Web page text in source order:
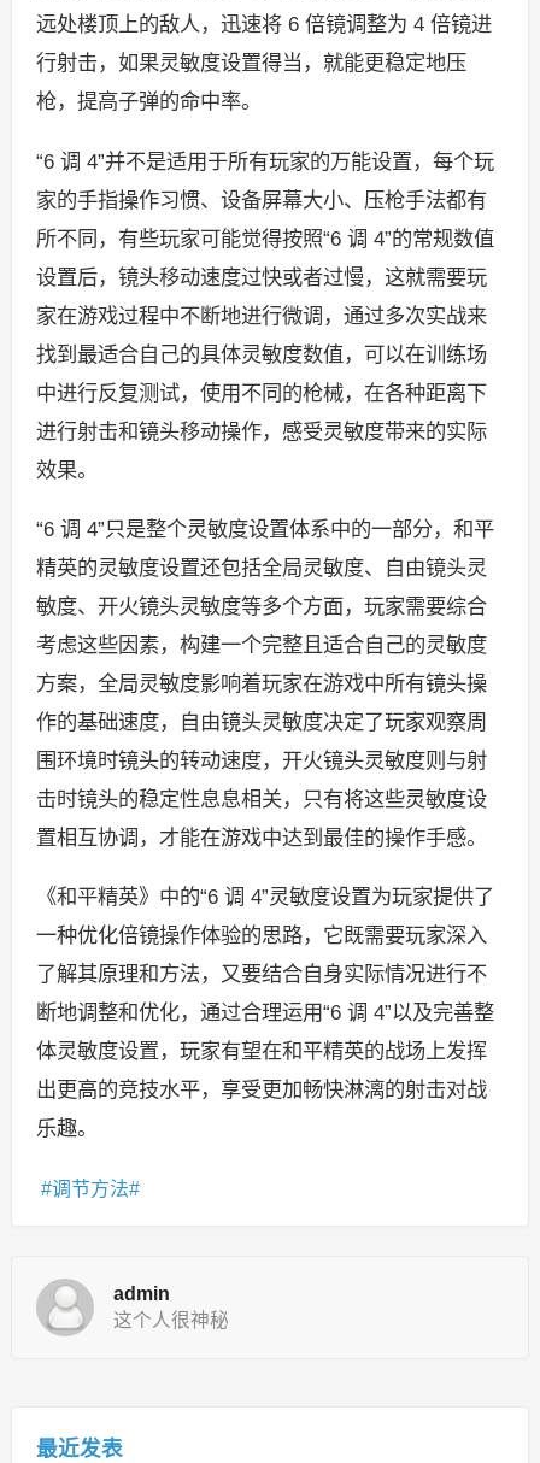
远处楼顶上的敌人，迅速将 6 倍镜调整为 4 倍镜进
行射击，如果灵敏度设置得当，就能更稳定地压
枪，提高子弹的命中率。
“6 调 4”并不是适用于所有玩家的万能设置，每个玩
家的手指操作习惯、设备屏幕大小、压枪手法都有
所不同，有些玩家可能觉得按照“6 调 4”的常规数值
设置后，镜头移动速度过快或者过慢，这就需要玩
家在游戏过程中不断地进行微调，通过多次实战来
找到最适合自己的具体灵敏度数值，可以在训练场
中进行反复测试，使用不同的枪械，在各种距离下
进行射击和镜头移动操作，感受灵敏度带来的实际
效果。
“6 调 4”只是整个灵敏度设置体系中的一部分，和平
精英的灵敏度设置还包括全局灵敏度、自由镜头灵
敏度、开火镜头灵敏度等多个方面，玩家需要综合
考虑这些因素，构建一个完整且适合自己的灵敏度
方案，全局灵敏度影响着玩家在游戏中所有镜头操
作的基础速度，自由镜头灵敏度决定了玩家观察周
围环境时镜头的转动速度，开火镜头灵敏度则与射
击时镜头的稳定性息息相关，只有将这些灵敏度设
置相互协调，才能在游戏中达到最佳的操作手感。
《和平精英》中的“6 调 4”灵敏度设置为玩家提供了
一种优化倍镜操作体验的思路，它既需要玩家深入
了解其原理和方法，又要结合自身实际情况进行不
断地调整和优化，通过合理运用“6 调 4”以及完善整
体灵敏度设置，玩家有望在和平精英的战场上发挥
出更高的竞技水平，享受更加畅快淋漓的射击对战
乐趣。
调节方法
admin
这个人很神秘
最近发表